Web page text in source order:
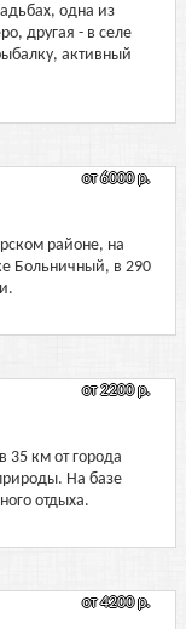
одна из
другая - в селе
активный
от 6000 р.
районе, на
Больничный, в 290
от 2200 р.
35 км от города
На базе
отдыха.
от 4200 р.